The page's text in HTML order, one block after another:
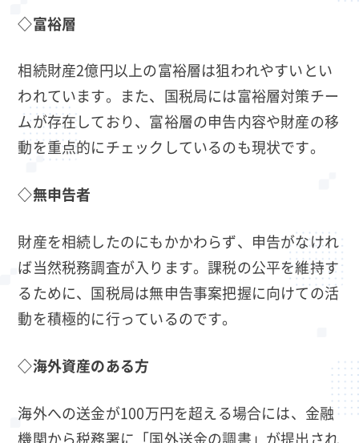
◇富裕層
相続財産2億円以上の富裕層は狙われやすいとい
われています。また、国税局には富裕層対策チー
ムが存在しており、富裕層の申告内容や財産の移
動を重点的にチェックしているのも現状です。
◇無申告者
財産を相続したのにもかかわらず、申告がなけれ
ば当然税務調査が入ります。課税の公平を維持す
るために、国税局は無申告事案把握に向けての活
動を積極的に行っているのです。
◇海外資産のある方
海外への送金が100万円を超える場合には、金融
機関から税務署に「国外送金の調書」が提出され